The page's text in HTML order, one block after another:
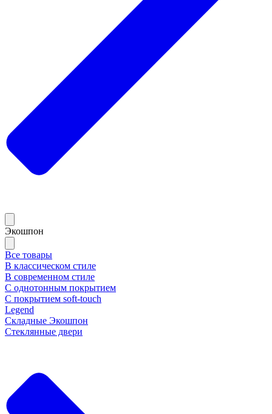
Экошпон
Все товары
В классическом стиле
В современном стиле
С однотонным покрытием
С покрытием soft-touch
Legend
Складные Экошпон
Стеклянные двери